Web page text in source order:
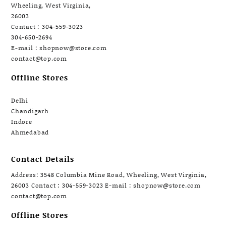
Wheeling, West Virginia,
26003
Contact : 304-559-3023
304-650-2694
E-mail : shopnow@store.com
contact@top.com
Offline Stores
Delhi
Chandigarh
Indore
Ahmedabad
Contact Details
Address: 3548 Columbia Mine Road, Wheeling, West Virginia,
26003 Contact : 304-559-3023 E-mail : shopnow@store.com
contact@top.com
Offline Stores